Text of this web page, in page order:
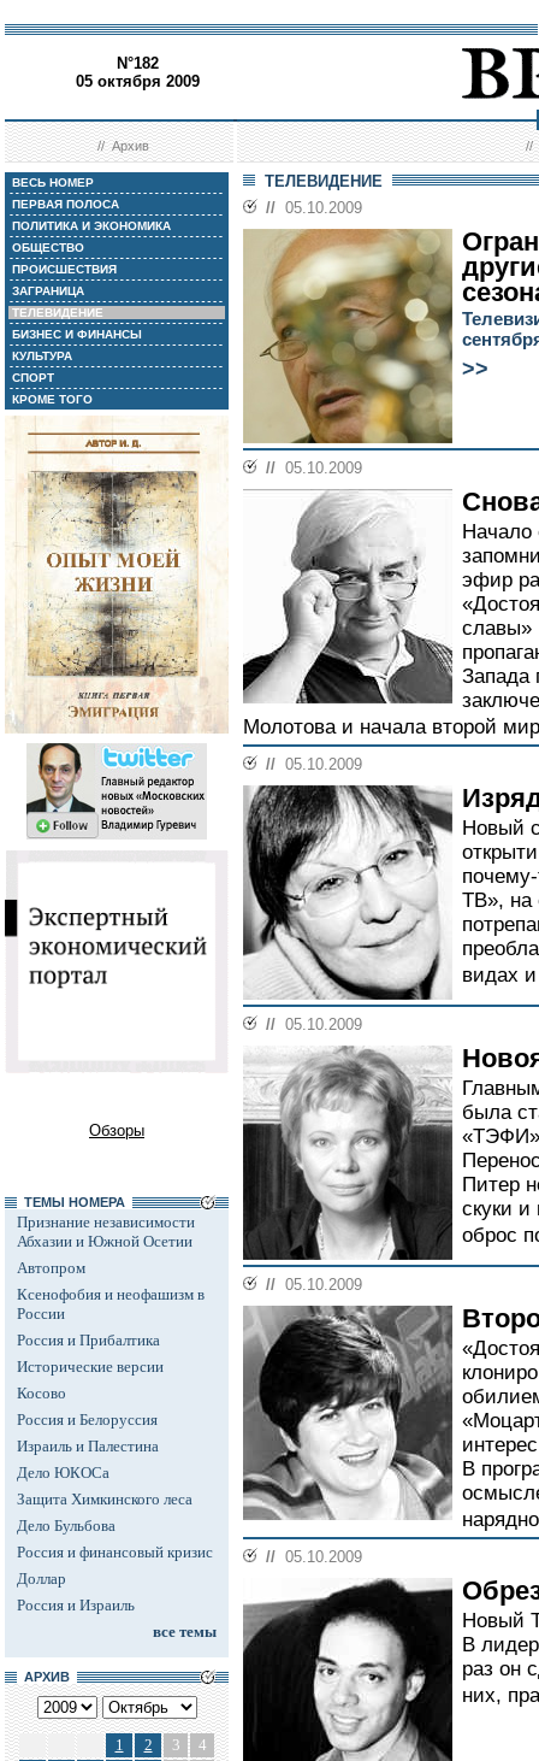
N°182
05 октября 2009
//Архив //
ВЕСЬ НОМЕР
ПЕРВАЯ ПОЛОСА
ПОЛИТИКА И ЭКОНОМИКА
ОБЩЕСТВО
ПРОИСШЕСТВИЯ
ЗАГРАНИЦА
ТЕЛЕВИДЕНИЕ
БИЗНЕС И ФИНАНСЫ
КУЛЬТУРА
СПОРТ
КРОМЕ ТОГО
Обзоры
ТЕМЫ НОМЕРА
Признание независимости
Абхазии и Южной Осетии
Автопром
Ксенофобия и неофашизм в
России
Россия и Прибалтика
Исторические версии
Косово
Россия и Белоруссия
Израиль и Палестина
Дело ЮКОСа
Защита Химкинского леса
Дело Бульбова
Россия и финансовый кризис
Доллар
Россия и Израиль
все темы
АРХИВ
1 2 3
4
ТЕЛЕВИДЕНИЕ
// 05.10.2009
>>
// 05.10.2009
Начало
эфир
славы»
Запада
Молотова и начала второй
// 05.10.2009
Новый
ТВ», на
видах
// 05.10.2009
была
Питер
скуки
оброс
// 05.10.2009
В
// 05.10.2009
Новый
В
раз он
них,